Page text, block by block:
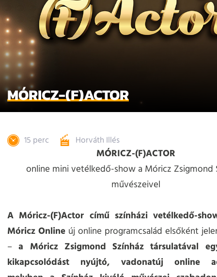
MÓRICZ-(F)ACTOR
15 perc Horváth Illés
MÓRICZ-(F)ACTOR
online mini vetélkedő-show a Móricz Zsigmond
művészeivel
A Móricz-(F)Actor című színházi vetélkedő-
Móricz Online új online programcsalád elsőként
–a Móricz Zsigmond Színház társulatával
kikapcsolódást nyújtó, vadonatúj online